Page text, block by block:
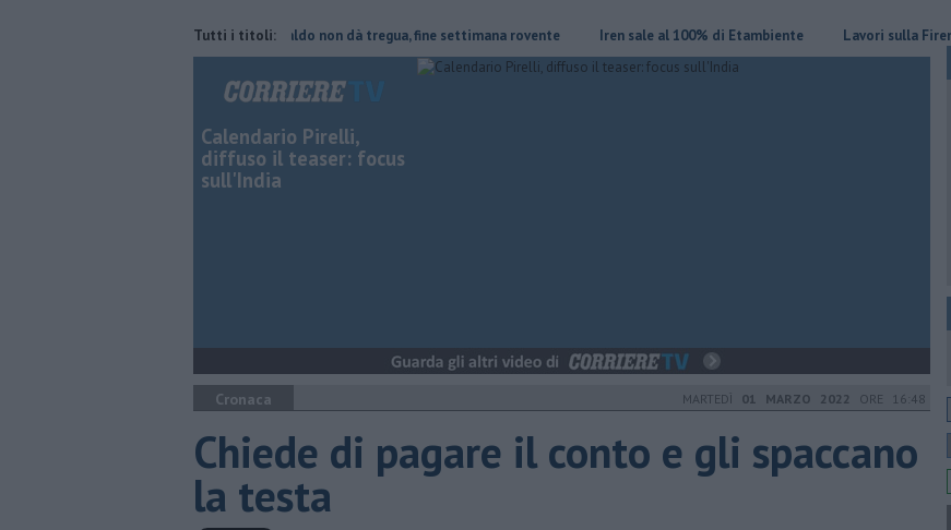
Tutti i titoli:
Il grande caldo non dà tregua, fine settimana rovente Iren sale al 100% di Etambiente Lavori sulla Firenze-
Calendario Pirelli,
diffuso il teaser: focus
sull'India
Cronaca MARTEDÌ 01 MARZO 2022 ORE 16:48
Chiede di pagare il conto e gli spaccano
la testa